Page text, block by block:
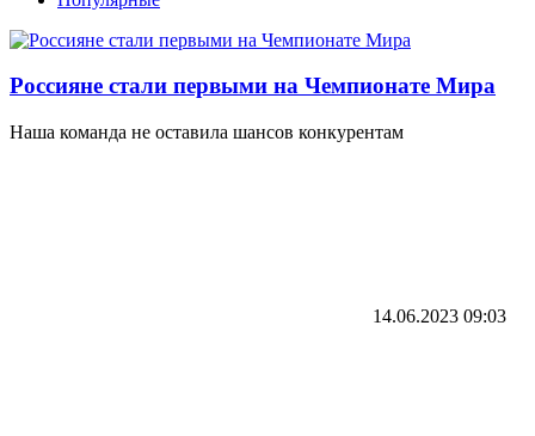
Россияне стали первыми на Чемпионате Мира
Наша команда не оставила шансов конкурентам
14.06.2023 09:03